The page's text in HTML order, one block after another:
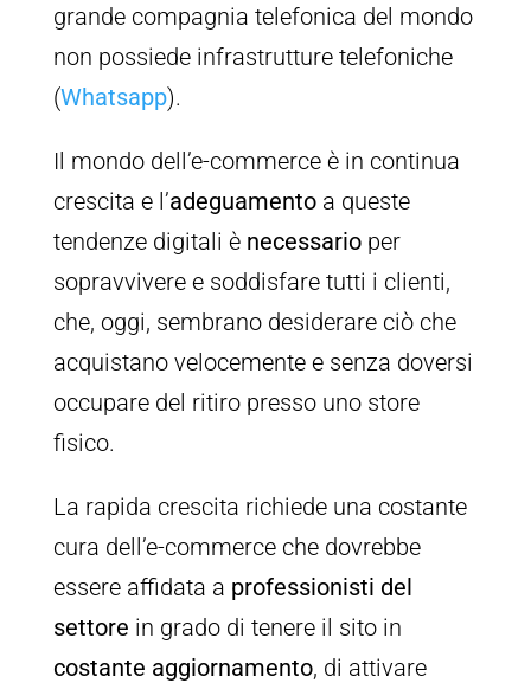
grande compagnia telefonica del mondo
non possiede infrastrutture telefoniche
(Whatsapp).
Il mondo dell’e-commerce è in continua
crescita e l’adeguamentoa queste
tendenze digitali è necessarioper
sopravvivere e soddisfare tutti i clienti,
che, oggi, sembrano desiderare ciò che
acquistano velocemente e senza doversi
occupare del ritiro presso uno store
fisico.
La rapida crescita richiede una costante
cura dell’e-commerce che dovrebbe
essere affidata a professionisti del
settore in grado di tenere il sito in
costante aggiornamento, di attivare